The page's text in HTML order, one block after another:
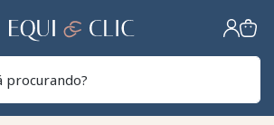
Lar